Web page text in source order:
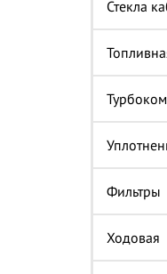
Стекла
Фильтры
Ходовая